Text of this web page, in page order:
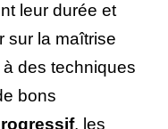
leur durée et
sur la maîtrise
des techniques
bons
, les